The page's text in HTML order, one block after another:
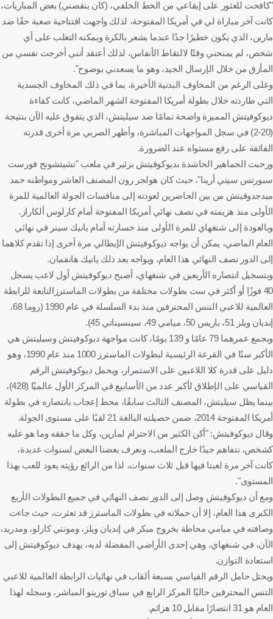
"كافحت للعثور على إيقاعي من الخط الخلفي، (كان ينقصني) بعض المباريات،
كانت آخر مباراة لي في أمريكا المفتوحة، لذلك واجهت افتتاحية صعبة حقًا ضد
مارين، الذي يكون خطيرًا جدًا عندما يشعر بالكرة ويمكنه التغلب على أي
شخص، لم يمنحني وقتًا لالتقاط الأنفاس، لذلك أعتقد أنني أخرجت نفسي من
المأزق من خلال الإرسال الجيد، وهو ما يسعدني بوضوح".
وعلى الرغم من المخاوف البدنية الأخيرة، بما في ذلك المخاوف الجسدية
التي طاردته خلال بطولة أمريكا المفتوحة الشهر الماضي، كانت كفاءة
ديوكوفيتش المميزة واضحة تمامًا ضد سيليتش، الذي يتفوق عليه الآن بنتيجة
(20-2) في سجل المواجهات المباشرة، وأظهر الصربي مرة أخرى قدرته
الفائقة على رفع مستواه عند الضرورة.
ورحبت الجماهير الحاشدة بديوكوفيتش بزئير في ملعب "تشيتشونج فورست
سبورتس سيتي أرينا"، حيث كان هولجر رون المصنف العاشر ومواطنه حمد
ميدجدوفيتش من بين الحاضرين لعودته إلى منافسات الجولة العالمية للمرة
الأولى منذ هزيمته في نصف نهائي أمريكا المفتوحة أمام كارلوس ألكاراز.
وبالعودة إلى شنغهاي للمرة الأولى منذ خسارته أمام يانيك سينر في نهائي
العام الماضي، يمكن أن يواجه ديوكوفيتش الإيطالي مرة أخرى إذا تقدم كلاهما
إلى الدور نصف النهائي هذا العام، ويواجه بعد ذلك يانيك هانفمان.
وبتسجيل انتصاره الأربعين في شنغهاي، أصبح ديوكوفيتش أول لاعب يسجل
40 فوزًا أو أكثر في ست بطولات مختلفة من بطولات الماسترزالتابعة للرابطة
العالمية للاعبي التنس المحترفين منذ بدء السلسلة في عام 1990 (روما 68،
إنديان ويلز 51، باريس 50، ميامي 49، سينسيناتي 45).
وبجمع عمرهما 79 عامًا و 139 يومًا، كانت مواجهة ديوكوفيتش وسيليتش هي
الأكبر سنًا في القرعة الرئيسية لبطولات الماسترز 1000 منذ عام 1990، وهو
دليل على قدرة كلا اللاعبين على الاستمرار، ويحمل ديوكوفيتش الرقم
القياسي على الإطلاق لأكبر عدد من الأسابيع في المركز الأول عالميًا (428)،
بينما يظل سيليتش، المصنف الثالث سابقًا، محط إعجاب بانتصاره في بطولة
أمريكا المفتوحة 2014، ضمن حصيلته البالغة 21 لقبًا على مستوى الجولة.
وقال ديوكوفيتش: "أكن الكثير من الاحترام لمارين، وكل ما حققه وما هو عليه
كشخص، نتفاهم جيدًا خارج الملعب، ونعرف بعضنا البعض لسنوات عديدة،
كانت آخر مرة لعبنا فيها قبل ثلاث سنوات، لذا من الرائع رؤيته يعود للعب بهذا
المستوى".
ومع أن ديوكوفيتش وصل إلى الدور نصف النهائي في جميع البطولات الأربع
الكبرى هذا العام، إلا أن حملاته في بطولات الماسترز قد تعثرت، حيث جاءت
وصافته في ميامي محاطة بخروج مبكر في إنديان ويلز، ومونتي كارلو، ومدريد،
الآن، في شنغهاي، وهي إحدى الأراضي المفضلة لديه، يهدف ديوكوفيتش إلى
استعادة التوازن.
ويحتل حامل الرقم القياسي بسبعة ألقاب في نهائيات الرابطة العالمية للاعبي
التنس المحترفين حاليًا المركز الرابع في سباق تورينو المباشر، وسجله لهذا
العام هو 31 انتصارًا مقابل 10 هزائم.